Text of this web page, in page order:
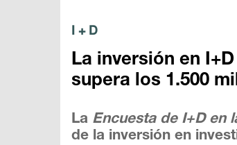
I + D
La inversión en
supera los 1.500
La Encuesta de I+D en
de la inversión en